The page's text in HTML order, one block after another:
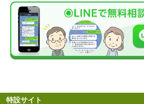
特設サイト